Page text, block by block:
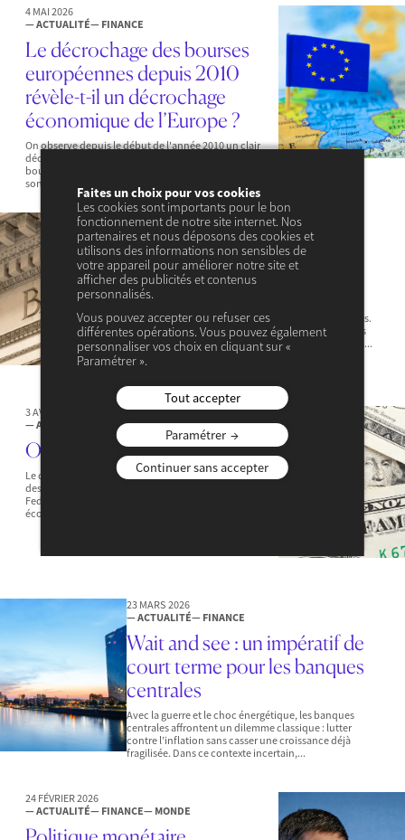
4 MAI 2026
— ACTUALITÉ— FINANCE
Le décrochage des bourses
européennes depuis 2010
révèle-t-il un décrochage
économique de l’Europe ?
On observe depuis le début de l'année 2010 un clair
décrochage des bourses européennes par rapport aux
bourses américaines. Sur cette période, le S&P 500 a vu
son...
20 AVRIL 2026
— ACTUALITÉ — FINANCE
Dérégulation bancaire : la fin
d’un modèle de supervision ?
dynamique de remise en cause des règles financières.
Les règles bancaires sont jugées trop contraignantes
pour l’économie. Pourtant, l’histoire montre que les...
3 AVRIL 2026
— ACTUALITÉ
— FINANCE
Où va le dollar ?
Le dollar évolue au rythme des décisions politiques,
des tensions géopolitiques et des orientations de la
Fed. Entre pression sur les taux, stratégies
économiques et incertitudes globales, la...
23 MARS 2026
— ACTUALITÉ— FINANCE
Wait and see : un impératif de
court terme pour les banques
centrales
Avec la guerre et le choc énergétique, les banques
centrales affrontent un dilemme classique : lutter
contre l’inflation sans casser une croissance déjà
fragilisée. Dans ce contexte incertain,...
24 FÉVRIER 2026
— ACTUALITÉ— FINANCE— MONDE
Faites un choix pour vos cookies
Les cookies sont importants pour le bon
fonctionnement de notre site internet. Nos
partenaires et nous déposons des cookies et
utilisons des informations non sensibles de
votre appareil pour améliorer notre site et
afficher des publicités et contenus
personnalisés.
Vous pouvez accepter ou refuser ces
différentes opérations. Vous pouvez également
personnaliser vos choix en cliquant sur «
Paramétrer ».
Tout accepter
Paramétrer
Continuer sans accepter